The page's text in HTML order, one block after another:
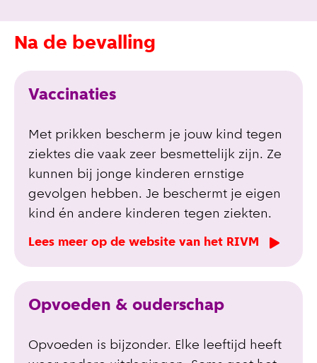
Na de bevalling
Vaccinaties
Met prikken bescherm je jouw kind tegen
ziektes die vaak zeer besmettelijk zijn. Ze
kunnen bij jonge kinderen ernstige
gevolgen hebben. Je beschermt je eigen
kind én andere kinderen tegen ziekten.
Lees meer op de website van het RIVM
Opvoeden & ouderschap
Opvoeden is bijzonder. Elke leeftijd heeft